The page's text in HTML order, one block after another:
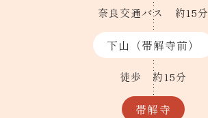
奈良交通バス 約15分
下山（帯解寺前）
徒歩 約15分
帯解寺